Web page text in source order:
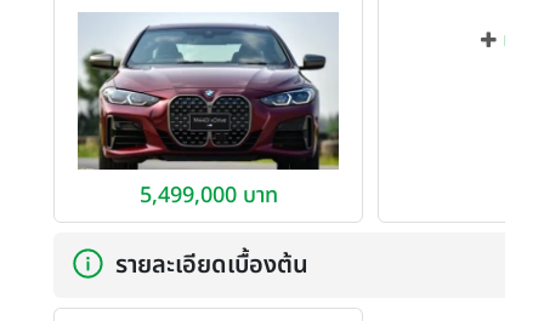
5,499,000 บาท
เพิ่
รายละเอียดเบื้องต้น